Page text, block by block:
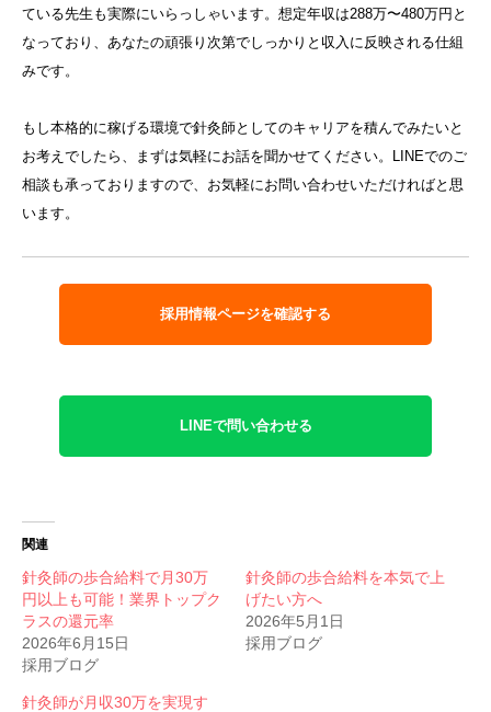
ている先生も実際にいらっしゃいます。想定年収は288万〜480万円と
なっており、あなたの頑張り次第でしっかりと収入に反映される仕組
みです。
もし本格的に稼げる環境で針灸師としてのキャリアを積んでみたいと
お考えでしたら、まずは気軽にお話を聞かせてください。LINEでのご
相談も承っておりますので、お気軽にお問い合わせいただければと思
います。
採用情報ページを確認する
LINEで問い合わせる
関連
針灸師の歩合給料で月30万
円以上も可能！業界トップク
ラスの還元率
2026年6月15日
採用ブログ
針灸師の歩合給料を本気で上
げたい方へ
2026年5月1日
採用ブログ
針灸師が月収30万を実現す